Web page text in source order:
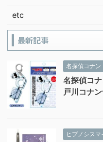
etc
最新記事
名探偵コナン
名探偵コ
戸川コナ
ヒプノシスマ